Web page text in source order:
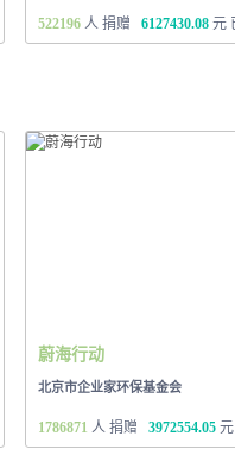
522196 人 捐赠 6127430.08 元
蔚海行动
北京市企业家环保基金会
1786871 人 捐赠 3972554.05